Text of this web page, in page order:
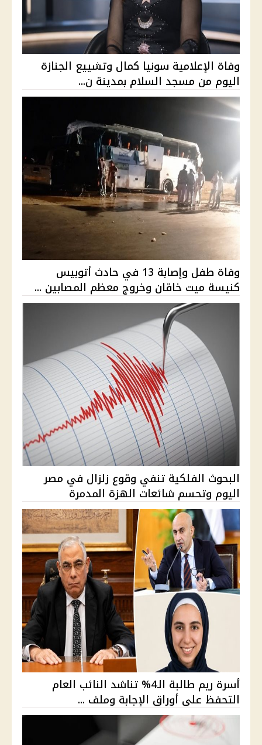
وفاة الإعلامية سونيا كمال وتشييع الجنازة
اليوم من مسجد السلام بمدينة ن...
وفاة طفل وإصابة 13 في حادث أتوبيس
كنيسة ميت خاقان وخروج معظم المصابين ...
البحوث الفلكية تنفي وقوع زلزال في مصر
اليوم وتحسم شائعات الهزة المدمرة
أسرة ريم طالبة الـ4% تناشد النائب العام
التحفظ على أوراق الإجابة وملف ...